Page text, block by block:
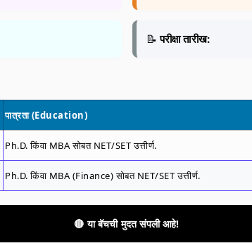
📝परीक्षा तारीख:
पात्रता (Education)
Ph.D. किंवा MBA सोबत NET/SET उत्तीर्ण.
Ph.D. किंवा MBA (Finance) सोबत NET/SET उत्तीर्ण.
🔴 या बॅचची मुदत संपली आहे!